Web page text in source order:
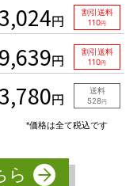
円
割引送料
110円
9,639円
割引送料
110円
円
送料
528円
*価格は全て税込です
ら